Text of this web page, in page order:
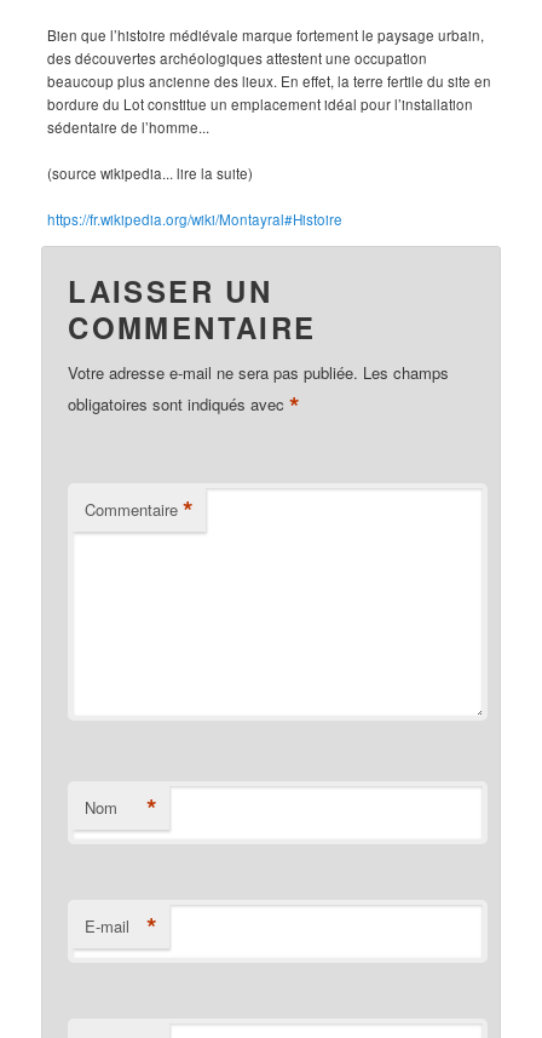
Bien que l’histoire médiévale marque fortement le paysage urbain,
des découvertes archéologiques attestent une occupation
beaucoup plus ancienne des lieux. En effet, la terre fertile du site en
bordure du Lot constitue un emplacement idéal pour l’installation
sédentaire de l’homme...
(source wikipedia... lire la suite)
https://fr.wikipedia.org/wiki/Montayral#Histoire
LAISSER UN
COMMENTAIRE
Votre adresse e-mail ne sera pas publiée. Les champs
obligatoires sont indiqués avec*
Commentaire *
Nom *
E-mail *